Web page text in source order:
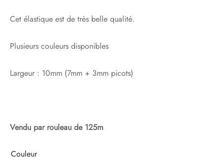
Cet élastique est de très belle qualité.
Plusieurs couleurs disponibles
Largeur : 10mm (7mm + 3mm picots)
Vendu par rouleau de 125m
Couleur